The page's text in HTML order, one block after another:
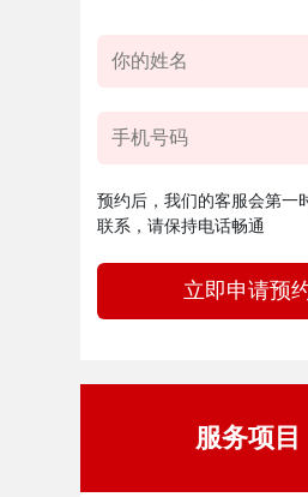
预约后，我们的客服会第一
联系，请保持电话畅通
立即申请预
服务项目